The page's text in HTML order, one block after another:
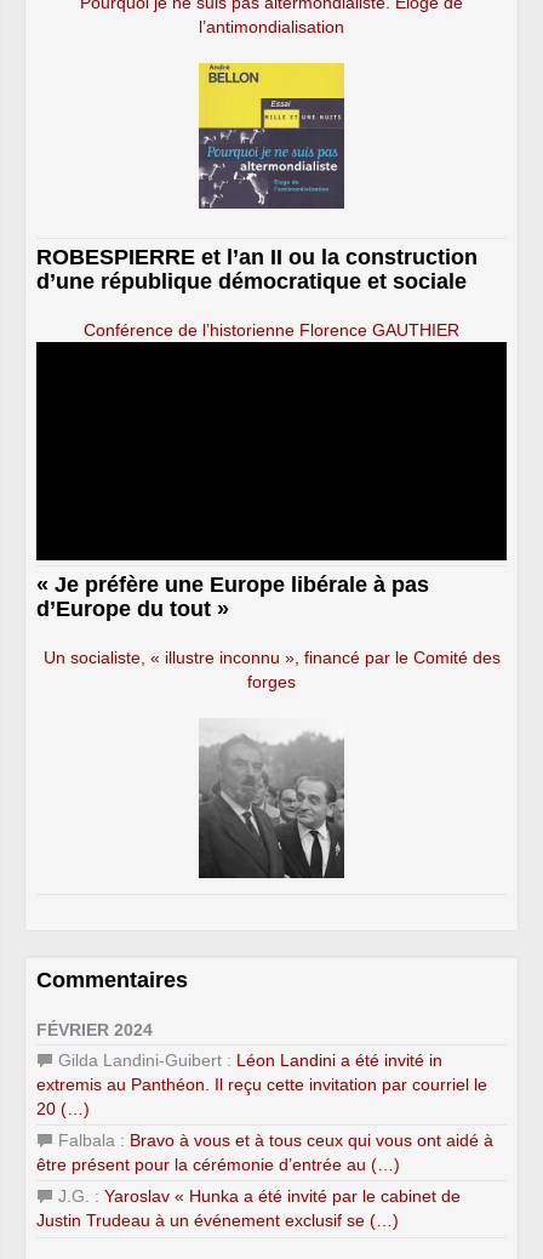
l’antimondialisation
ROBESPIERRE et l’an II ou la construction
d’une république démocratique et sociale
Conférence de l’historienne Florence GAUTHIER
« Je préfère une Europe libérale à pas
d’Europe du tout »
Un socialiste, « illustre inconnu », financé par le Comité des
forges
Commentaires
FÉVRIER 2024
Gilda Landini-Guibert : Léon Landini a été invité in
extremis au Panthéon. Il reçu cette invitation par courriel le
20 (…)
Falbala : Bravo à vous et à tous ceux qui vous ont aidé à
être présent pour la cérémonie d’entrée au (…)
J.G. : Yaroslav « Hunka a été invité par le cabinet de
Justin Trudeau à un événement exclusif se (…)